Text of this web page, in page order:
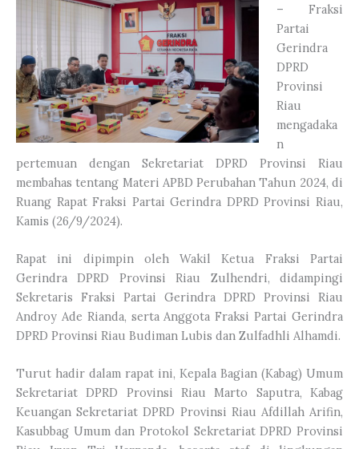
– Fraksi
Partai
Gerindra
DPRD
Provinsi
Riau
mengadaka
n
pertemuan dengan Sekretariat DPRD Provinsi Riau
membahas tentang Materi APBD Perubahan Tahun 2024, di
Ruang Rapat Fraksi Partai Gerindra DPRD Provinsi Riau,
Kamis (26/9/2024).
Rapat ini dipimpin oleh Wakil Ketua Fraksi Partai
Gerindra DPRD Provinsi Riau Zulhendri, didampingi
Sekretaris Fraksi Partai Gerindra DPRD Provinsi Riau
Androy Ade Rianda, serta Anggota Fraksi Partai Gerindra
DPRD Provinsi Riau Budiman Lubis dan Zulfadhli Alhamdi.
Turut hadir dalam rapat ini, Kepala Bagian (Kabag) Umum
Sekretariat DPRD Provinsi Riau Marto Saputra, Kabag
Keuangan Sekretariat DPRD Provinsi Riau Afdillah Arifin,
Kasubbag Umum dan Protokol Sekretariat DPRD Provinsi